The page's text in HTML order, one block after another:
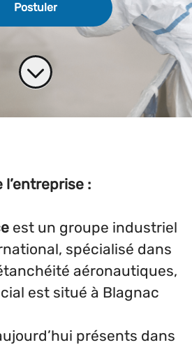
Postuler
:
est un groupe industriel
spécialisé dans
aéronautiques,
est situé à Blagnac
présents dans